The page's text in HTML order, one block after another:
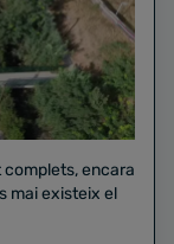
complets, encara
mai existeix el